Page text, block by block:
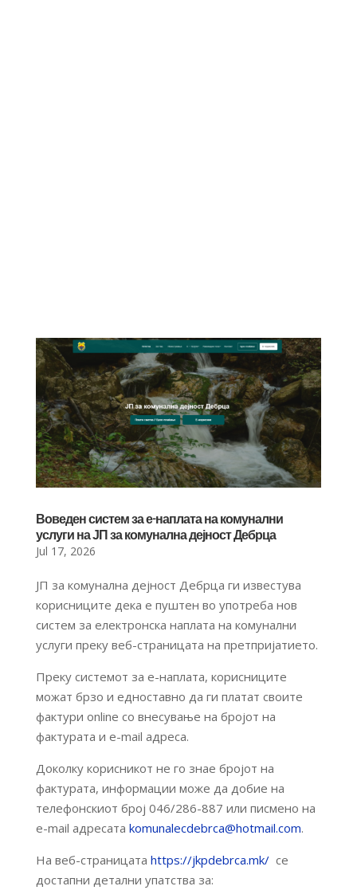
Воведен систем за е-наплата на комунални
услуги на ЈП за комунална дејност Дебрца
Jul 17, 2026
ЈП за комунална дејност Дебрца ги известува
корисниците дека е пуштен во употреба нов
систем за електронска наплата на комунални
услуги преку веб-страницата на претпријатието.
Преку системот за е-наплата, корисниците
можат брзо и едноставно да ги платат своите
фактури online со внесување на бројот на
фактурата и e-mail адреса.
Доколку корисникот не го знае бројот на
фактурата, информации може да добие на
телефонскиот број 046/286-887 или писмено на
e-mail адресата komunalecdebrca@hotmail.com.
На веб-страницата https://jkpdebrca.mk/се
достапни детални упатства за: